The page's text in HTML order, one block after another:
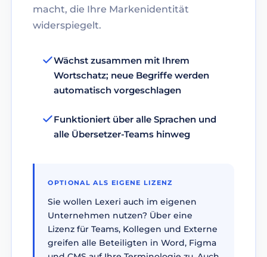
macht, die Ihre Markenidentität
widerspiegelt.
Wächst zusammen mit Ihrem
Wortschatz; neue Begriffe werden
automatisch vorgeschlagen
Funktioniert über alle Sprachen und
alle Übersetzer-Teams hinweg
OPTIONAL ALS EIGENE LIZENZ
Sie wollen Lexeri auch im eigenen
Unternehmen nutzen? Über eine
Lizenz für Teams, Kollegen und Externe
greifen alle Beteiligten in Word, Figma